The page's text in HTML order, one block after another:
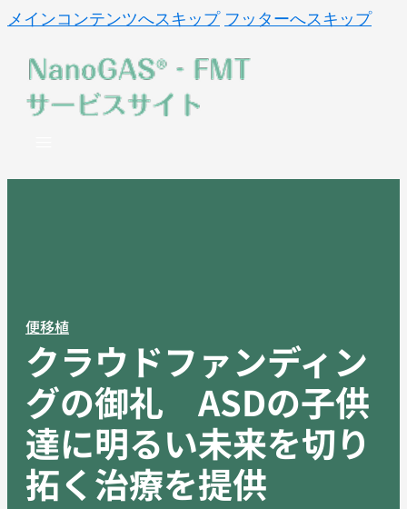
メインコンテンツへスキップ フッターへスキップ
便移植
クラウドファンディン
グの御礼 ASDの子供
達に明るい未来を切り
拓く治療を提供